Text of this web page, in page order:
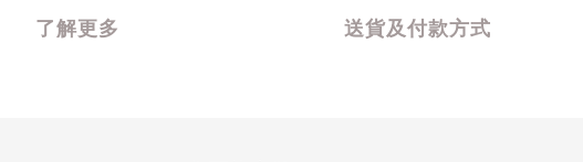
了解更多 送貨及付款方式